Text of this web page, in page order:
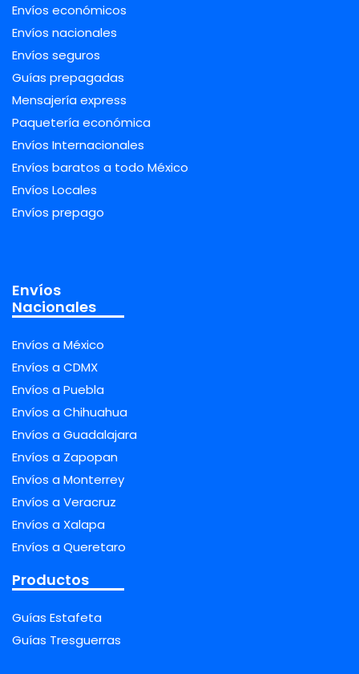
Envíos económicos
Envíos nacionales
Envíos seguros
Guías prepagadas
Mensajería express
Paquetería económica
Envíos Internacionales
Envíos baratos a todo México
Envíos Locales
Envíos prepago
Envíos
Nacionales
Envíos a México
Envíos a CDMX
Envíos a Puebla
Envíos a Chihuahua
Envíos a Guadalajara
Envíos a Zapopan
Envíos a Monterrey
Envíos a Veracruz
Envíos a Xalapa
Envíos a Queretaro
Productos
Guías Estafeta
Guías Tresguerras